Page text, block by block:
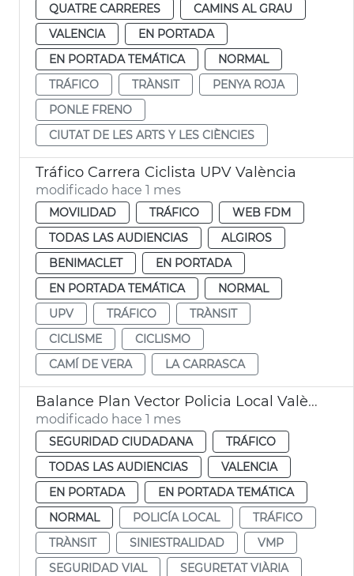
QUATRE CARRERES
CAMINS AL GRAU
VALENCIA
EN PORTADA
EN PORTADA TEMÁTICA
NORMAL
TRÁFICO
TRÀNSIT
PENYA ROJA
PONLE FRENO
CIUTAT DE LES ARTS Y LES CIÈNCIES
Tráfico Carrera Ciclista UPV València
modificado hace 1 mes
MOVILIDAD TRÁFICO
WEB FDM
TODAS LAS AUDIENCIAS
ALGIROS
BENIMACLET
EN PORTADA
EN PORTADA TEMÁTICA
NORMAL
UPV
TRÁFICO
TRÀNSIT
CICLISME
CICLISMO
CAMÍ DE VERA
LA CARRASCA
Balance Plan Vector Policia Local València
modificado hace 1 mes
SEGURIDAD CIUDADANA
TRÁFICO
TODAS LAS AUDIENCIAS
VALENCIA
EN PORTADA
EN PORTADA TEMÁTICA
NORMAL
POLICÍA LOCAL
TRÁFICO
TRÀNSIT
SINIESTRALIDAD
VMP
SEGURIDAD VIAL
SEGURETAT VIÀRIA